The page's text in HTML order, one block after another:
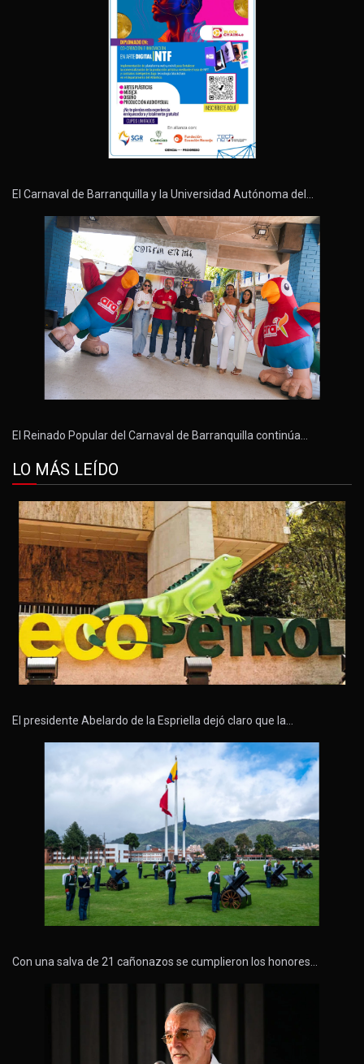
El Carnaval de Barranquilla y la Universidad Autónoma del…
El Reinado Popular del Carnaval de Barranquilla continúa…
LO MÁS LEÍDO
El presidente Abelardo de la Espriella dejó claro que la…
Con una salva de 21 cañonazos se cumplieron los honores…